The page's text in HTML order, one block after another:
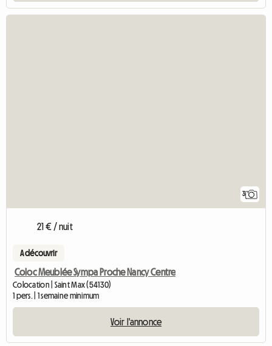
3
21 € / nuit
A découvrir
Coloc Meublée Sympa Proche Nancy Centre
Colocation | Saint Max (54130)
1 pers. | 1 semaine minimum
Voir l'annonce